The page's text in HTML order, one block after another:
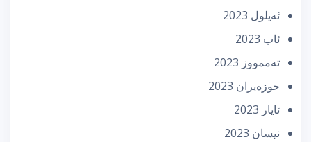
ئه‌یلول 2023
ئاب 2023
تەممووز 2023
حوزه‌یران 2023
ئایار 2023
نیسان 2023